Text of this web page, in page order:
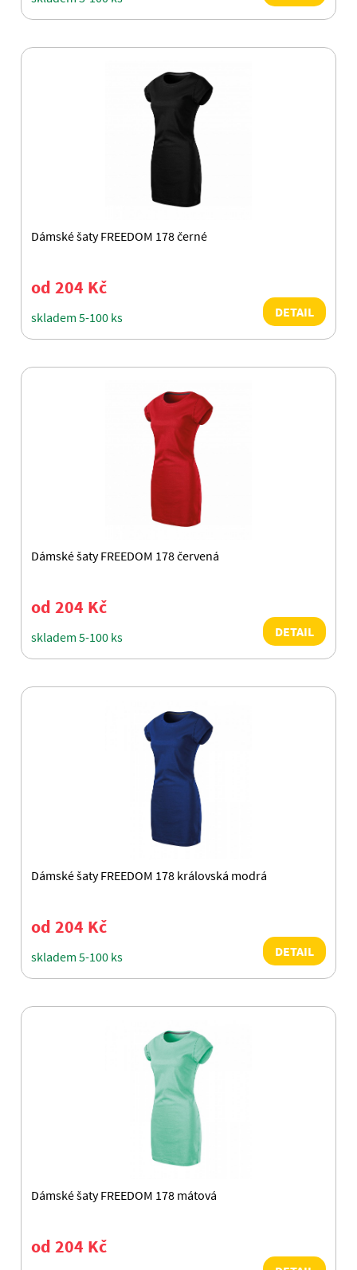
Dámské šaty FREEDOM 178 černé
od 204 Kč
skladem 5-100 ks DETAIL
Dámské šaty FREEDOM 178 červená
od 204 Kč
skladem 5-100 ks DETAIL
Dámské šaty FREEDOM 178 královská modrá
od 204 Kč
skladem 5-100 ks DETAIL
Dámské šaty FREEDOM 178 mátová
od 204 Kč